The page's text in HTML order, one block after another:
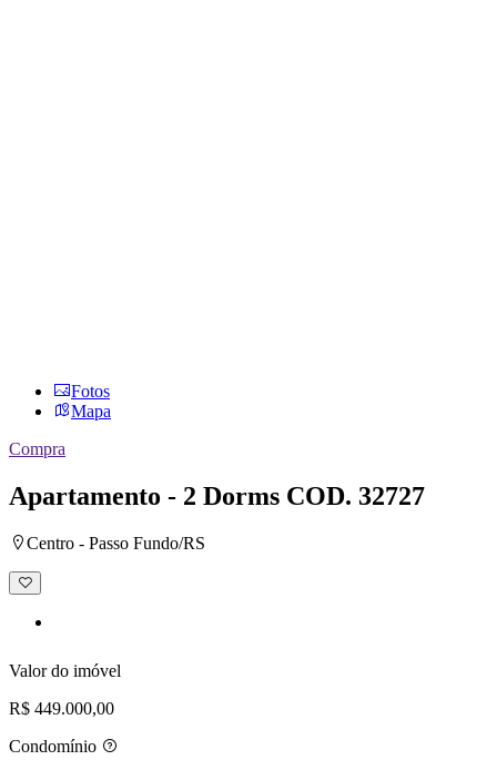
Fotos
Mapa
Compra
Apartamento - 2 Dorms COD. 32727
Centro - Passo Fundo/RS
Adicionar
à
Valor do imóvel
R$ 449.000,00
Condomínio